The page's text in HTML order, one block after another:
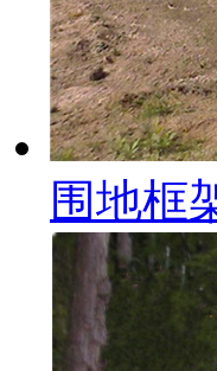
围地框